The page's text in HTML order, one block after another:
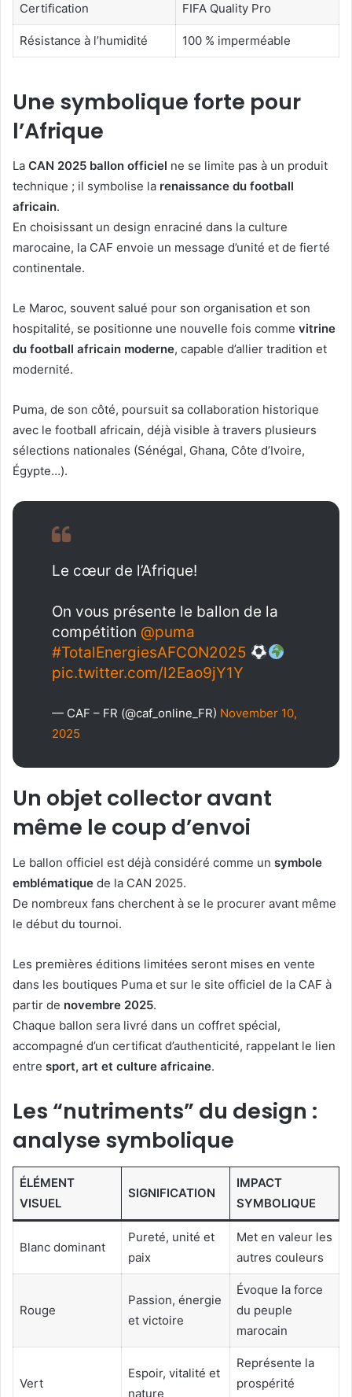
Certification FIFA Quality Pro
Résistance à l’humidité 100 % imperméable
Une symbolique forte pour
l’Afrique
La CAN 2025 ballon officiel ne se limite pas à un produit
technique ; il symbolise la renaissance du football
africain.
En choisissant un design enraciné dans la culture
marocaine, la CAF envoie un message d’unité et de fierté
continentale.
Le Maroc, souvent salué pour son organisation et son
hospitalité, se positionne une nouvelle fois comme vitrine
du football africain moderne, capable d’allier tradition et
modernité.
Puma, de son côté, poursuit sa collaboration historique
avec le football africain, déjà visible à travers plusieurs
sélections nationales (Sénégal, Ghana, Côte d’Ivoire,
Égypte…).
Le cœur de l’Afrique!
On vous présente le ballon de la
compétition @puma
#TotalEnergiesAFCON2025
pic.twitter.com/l2Eao9jY1Y
— CAF – FR (@caf_online_FR) November 10,
2025
Un objet collector avant
même le coup d’envoi
Le ballon officiel est déjà considéré comme un symbole
emblématique de la CAN 2025.
De nombreux fans cherchent à se le procurer avant même
le début du tournoi.
Les premières éditions limitées seront mises en vente
dans les boutiques Puma et sur le site officiel de la CAF à
partir de novembre 2025.
Chaque ballon sera livré dans un coffret spécial,
accompagné d’un certificat d’authenticité, rappelant le lien
entre sport, art et culture africaine.
Les “nutriments” du design :
analyse symbolique
ÉLÉMENT
VISUEL
SIGNIFICATION
IMPACT
SYMBOLIQUE
Blanc dominant
Pureté, unité et
paix
Met en valeur les
autres couleurs
Rouge
Passion, énergie
et victoire
Évoque la force
du peuple
marocain
Vert
Espoir, vitalité et
nature
Représente la
prospérité